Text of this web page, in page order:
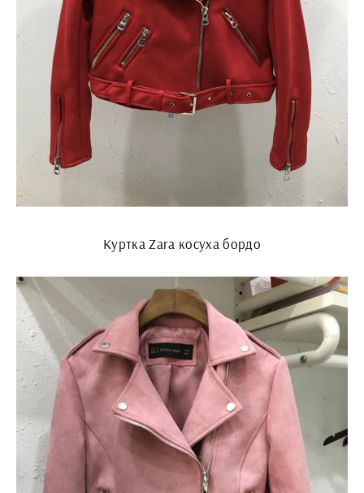
Куртка Zara косуха бордо